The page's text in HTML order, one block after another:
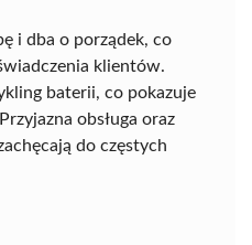
i dba o porządek, co
klientów.
baterii, co pokazuje
obsługa oraz
do częstych